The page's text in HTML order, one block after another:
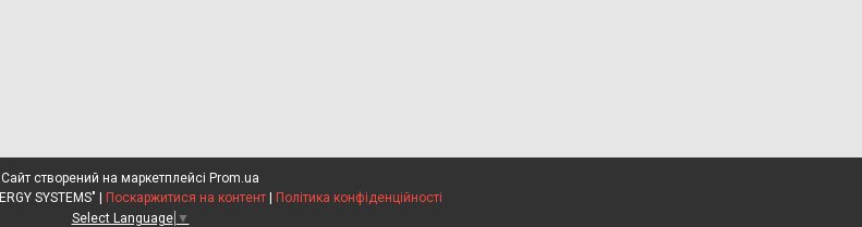
Сайт створений на маркетплейсі Prom.ua
Поскаржитися на контент
Політика конфіденційності
Select Language ▼